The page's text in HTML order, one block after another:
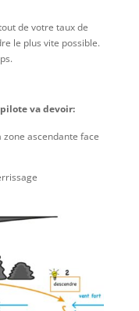
de votre taux de
le plus vite possible.
va devoir:
ascendante face